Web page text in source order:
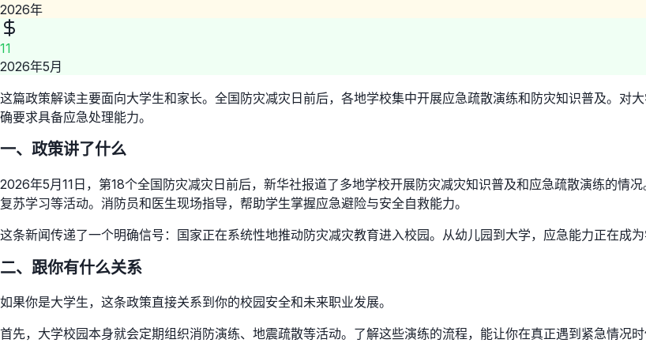
2026年
11
2026年5月
这篇政策解读主要面向大学生和家长。全国防灾减灾日前后，各地学校集中开展应急疏散演练和防灾知识普及。
确要求具备应急处理能力。
一、政策讲了什么
2026年5月11日，第18个全国防灾减灾日前后，新华社报道了多地学校开展防灾减灾知识普及和应急疏散演练的情
复苏学习等活动。消防员和医生现场指导，帮助学生掌握应急避险与安全自救能力。
这条新闻传递了一个明确信号：国家正在系统性地推动防灾减灾教育进入校园。从幼儿园到大学，应急能力正在成为
二、跟你有什么关系
如果你是大学生，这条政策直接关系到你的校园安全和未来职业发展。
首先，大学校园本身就会定期组织消防演练、地震疏散等活动。了解这些演练的流程，能让你在真正遇到紧急情况